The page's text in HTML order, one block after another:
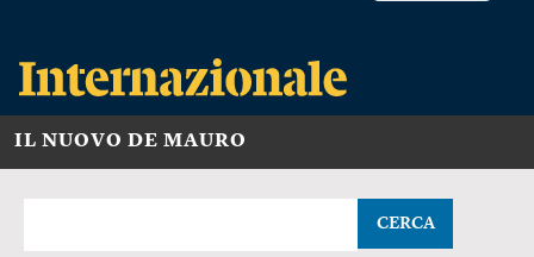
IL NUOVO DE MAURO
CERCA